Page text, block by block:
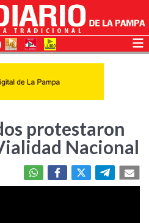
protestaron
Nacional